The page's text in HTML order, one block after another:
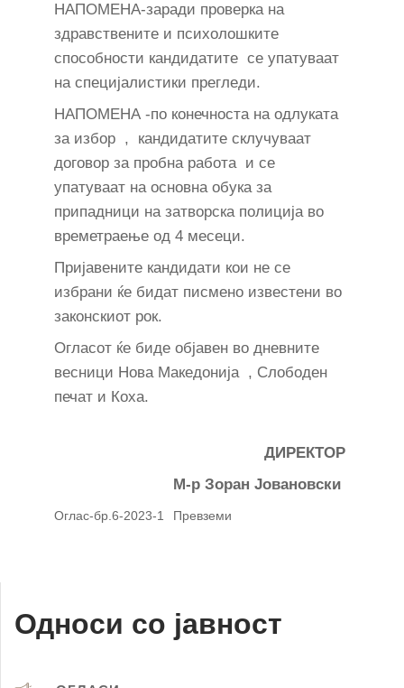
НАПОМЕНА-заради проверка на
здравствените и психолошките
способности кандидатите се упатуваат
на специјалистики прегледи.
НАПОМЕНА -по конечноста на одлуката
за избор , кандидатите склучуваат
договор за пробна работа и се
упатуваат на основна обука за
припадници на затворска полиција во
времетраење од 4 месеци.
Пријавените кандидати кои не се
избрани ќе бидат писмено известени во
законскиот рок.
Огласот ќе биде објавен во дневните
весници Нова Македонија , Слободен
печат и Коха.
ДИРЕКТОР
М-р Зоран Јовановски
Оглас-бр.6-2023-1 Превземи
Односи со јавност